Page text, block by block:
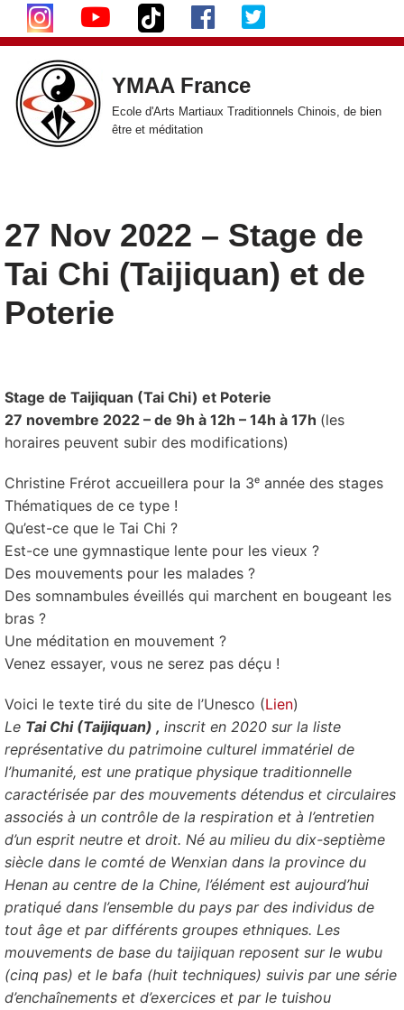
Aller
au
contenu
YMAA France
Ecole d'Arts Martiaux Traditionnels Chinois, de bien
être et méditation
27 Nov 2022 – Stage de
Tai Chi (Taijiquan) et de
Poterie
Stage de Taijiquan (Tai Chi) et Poterie
27 novembre 2022 – de 9h à 12h – 14h à 17h (les
horaires peuvent subir des modifications)
Christine Frérot accueillera pour la 3ᵉ année des stages
Thématiques de ce type !
Qu’est-ce que le Tai Chi ?
Est-ce une gymnastique lente pour les vieux ?
Des mouvements pour les malades ?
Des somnambules éveillés qui marchent en bougeant les
bras ?
Une méditation en mouvement ?
Venez essayer, vous ne serez pas déçu !
Voici le texte tiré du site de l’Unesco (Lien)
Le Tai Chi (Taijiquan) , inscrit en 2020 sur la liste
représentative du patrimoine culturel immatériel de
l’humanité, est une pratique physique traditionnelle
caractérisée par des mouvements détendus et circulaires
associés à un contrôle de la respiration et à l’entretien
d’un esprit neutre et droit. Né au milieu du dix-septième
siècle dans le comté de Wenxian dans la province du
Henan au centre de la Chine, l’élément est aujourd’hui
pratiqué dans l’ensemble du pays par des individus de
tout âge et par différents groupes ethniques. Les
mouvements de base du taijiquan reposent sur le wubu
(cinq pas) et le bafa (huit techniques) suivis par une série
d’enchaînements et d’exercices et par le tuishou